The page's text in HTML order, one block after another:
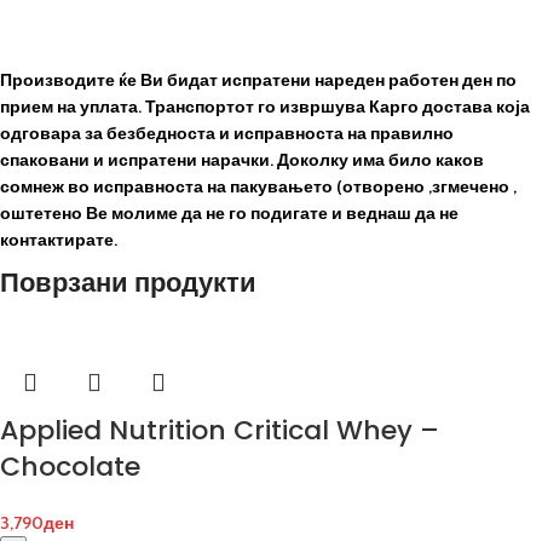
Производите ќе Ви бидат испратени нареден работен ден по
прием на уплата. Транспортот го извршува Карго достава која
одговара за безбедноста и исправноста на правилно
спаковани и испратени нарачки. Доколку има било каков
сомнеж во исправноста на пакувањето (отворено ,згмечено ,
оштетено Ве молиме да не го подигате и веднаш да не
контактирате.
Поврзани продукти
Applied Nutrition Critical Whey –
Chocolate
3,790ден